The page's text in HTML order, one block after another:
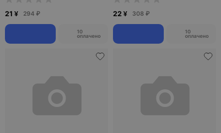
21 ¥ 294 ₽
10
оплачено
22 ¥ 308 ₽
10
оплачено